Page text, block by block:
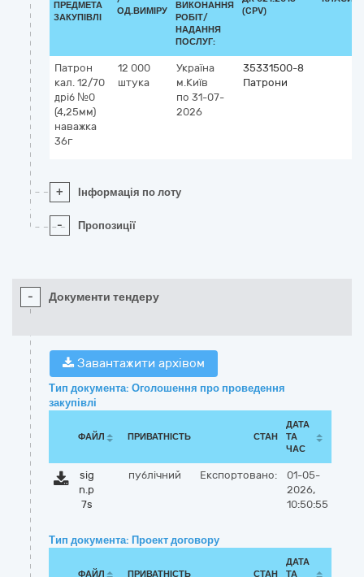
ПРЕДМЕТА
ЗАКУПІВЛІ
ОД.ВИМІРУ
ВИКОНАННЯ
РОБІТ/
НАДАННЯ
ПОСЛУГ:
(CPV)
Патрон
кал. 12/70
дріб №0
(4,25мм)
наважка
36г
12 000
штука
Україна
м.Київ
по 31-07-
2026
35331500-8
Патрони
+ Інформація по лоту
- Пропозиції
- Документи тендеру
Завантажити архівом
Тип документа: Оголошення про проведення
закупівлі
ФАЙЛ ПРИВАТНІСТЬ СТАН
ДАТА
ТА
ЧАС
sig
n.p
7s
публічний Експортовано:
01-05-
2026,
10:50:55
Тип документа: Проект договору
ФАЙЛ ПРИВАТНІСТЬ СТАН
ДАТА
ТА